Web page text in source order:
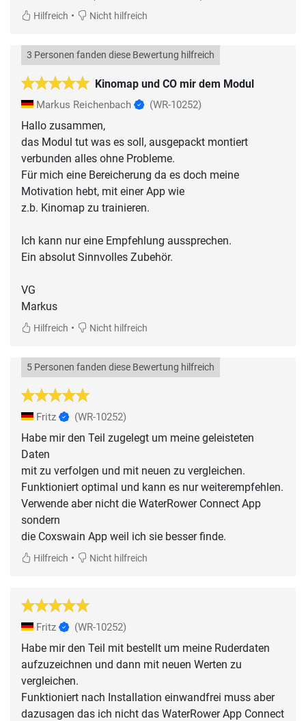
Hilfreich • Nicht hilfreich
Kinomap und CO mir dem Modul
3 Personen fanden diese Bewertung hilfreich
Markus Reichenbach (WR-10252)
Hallo zusammen,
das Modul tut was es soll, ausgepackt montiert
verbunden alles ohne Probleme.
Für mich eine Bereicherung da es doch meine
Motivation hebt, mit einer App wie
z.b. Kinomap zu trainieren.
Ich kann nur eine Empfehlung aussprechen.
Ein absolut Sinnvolles Zubehör.
VG
Hilfreich • Nicht hilfreich
5 Personen fanden diese Bewertung hilfreich
Fritz (WR-10252)
Habe mir den Teil zugelegt um meine geleisteten
Daten
mit zu verfolgen und mit neuen zu vergleichen.
Funktioniert optimal und kann es nur weiterempfehlen.
Verwende aber nicht die WaterRower Connect App
sondern
die Coxswain App weil ich sie besser finde.
Hilfreich • Nicht hilfreich
Fritz (WR-10252)
Habe mir den Teil mit bestellt um meine Ruderdaten
aufzuzeichnen und dann mit neuen Werten zu
vergleichen.
Funktioniert nach Installation einwandfrei muss aber
dazusagen das ich nicht das WaterRower App Connect